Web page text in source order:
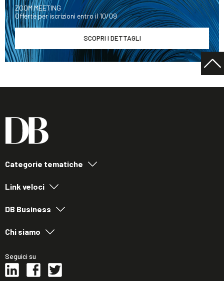
ZOOM MEETING
Offerte per iscrizioni entro il 10/09
SCOPRI I DETTAGLI
Categorie tematiche
Link veloci
DB Business
Chi siamo
Seguici su